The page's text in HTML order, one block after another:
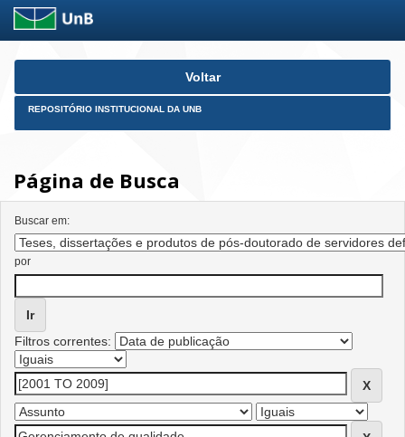
Skip
Voltar
REPOSITÓRIO INSTITUCIONAL DA UNB
Página de Busca
Buscar em:
por
Filtros correntes: